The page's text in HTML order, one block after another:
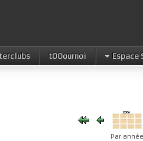
tOOournoi Espace
Par année